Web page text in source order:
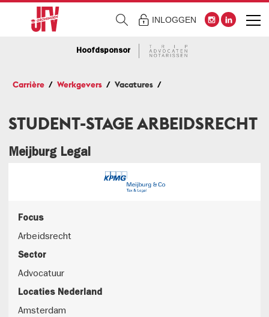
INLOGGEN
Hoofdsponsor
Carrière Werkgevers Vacatures
STUDENT-STAGE ARBEIDSRECHT
Meijburg Legal
Focus
Arbeidsrecht
Sector
Advocatuur
Locaties Nederland
Amsterdam